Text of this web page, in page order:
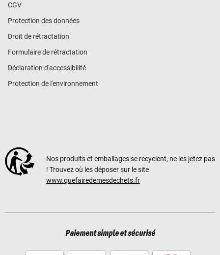
CGV
Protection des données
Droit de rétractation
Formulaire de rétractation
Déclaration d'accessibilité
Protection de l'environnement
Nos produits et emballages se recyclent, ne les jetez pas
! Trouvez où les déposer sur le site
www.quefairedemesdechets.fr
Paiement simple et sécurisé